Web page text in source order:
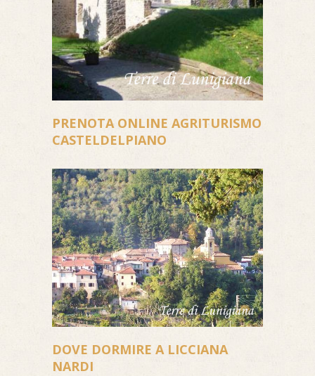
PRENOTA ONLINE AGRITURISMO
CASTELDELPIANO
DOVE DORMIRE A LICCIANA
NARDI